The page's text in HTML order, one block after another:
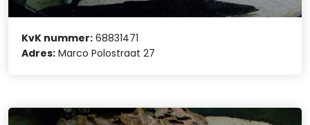
KvK nummer: 68831471
Adres: Marco Polostraat 27